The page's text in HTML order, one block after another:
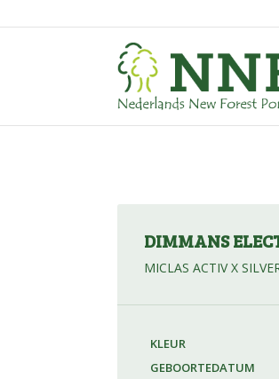
DIMMANS
MICLAS ACTIV X
KLEUR
GEBOORTEDATUM